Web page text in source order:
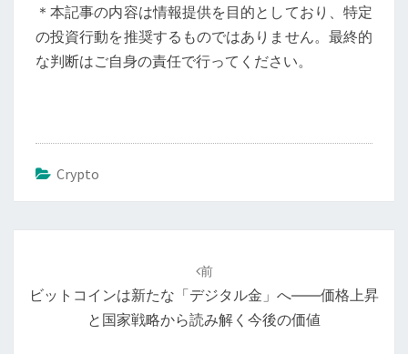
＊本記事の内容は情報提供を目的としており、特定
の投資行動を推奨するものではありません。最終的
な判断はご自身の責任で行ってください。
Crypto
ナ
前
ビットコインは新たな「デジタル金」へ――価格上昇
と国家戦略から読み解く今後の価値